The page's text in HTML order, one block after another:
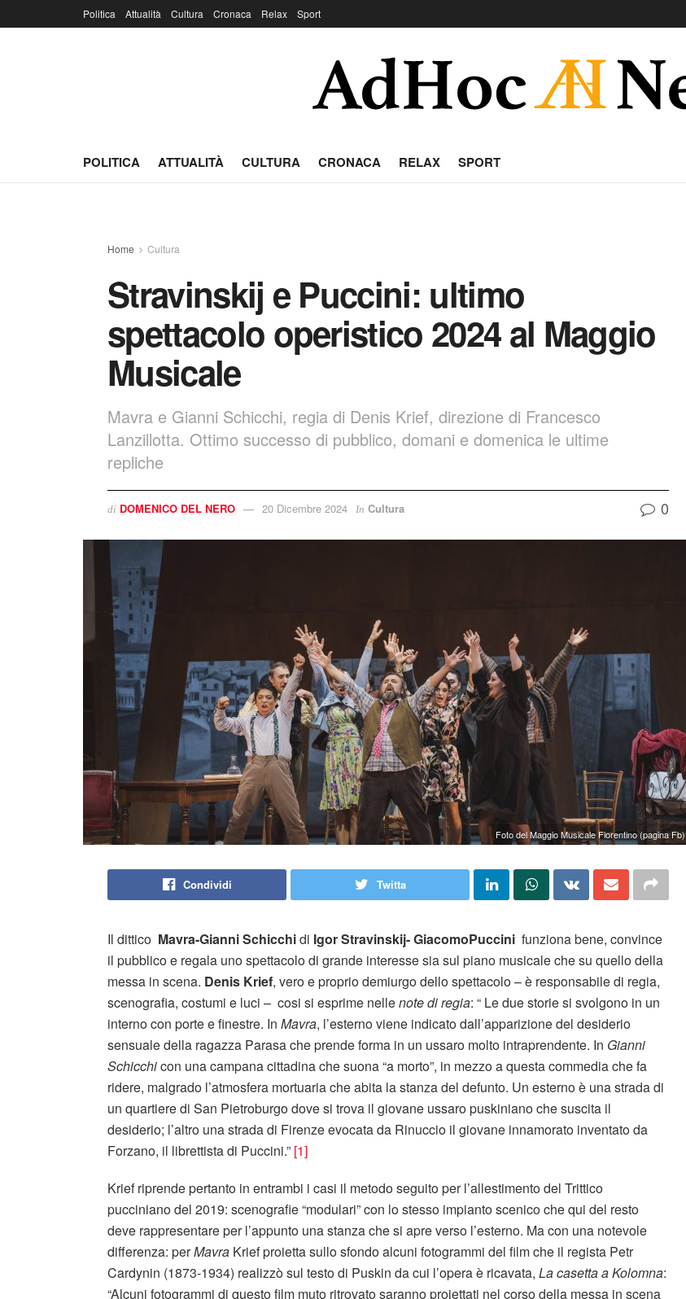
Politica Attualità Cultura Cronaca Relax Sport
POLITICA ATTUALITÀ CULTURA CRONACA RELAX SPORT
Home Cultura
Stravinskij e Puccini: ultimo
spettacolo operistico 2024 al Maggio
Musicale
Mavra e Gianni Schicchi, regia di Denis Krief, direzione di Francesco
Lanzillotta. Ottimo successo di pubblico, domani e domenica le ultime
repliche
di DOMENICO DEL NERO 20 Dicembre 2024 In Cultura 0
Foto del Maggio Musicale Fiorentino (pagina Fb)
Condividi Twitta
Il dittico Mavra-Gianni Schicchidi Igor Stravinskij- GiacomoPuccini funziona bene, convince
il pubblico e regala uno spettacolo di grande interesse sia sul piano musicale che su quello della
messa in scena. Denis Krief, vero e proprio demiurgo dello spettacolo – è responsabile di regia,
scenografia, costumi e luci – cosi si esprime nellenote di regia: “ Le due storie si svolgono in un
interno con porte e finestre. In Mavra, l’esterno viene indicato dall’apparizione del desiderio
sensuale della ragazza Parasa che prende forma in un ussaro molto intraprendente. In Gianni
Schicchicon una campana cittadina che suona “a morto”, in mezzo a questa commedia che fa
ridere, malgrado l’atmosfera mortuaria che abita la stanza del defunto. Un esterno è una strada di
un quartiere di San Pietroburgo dove si trova il giovane ussaro puskiniano che suscita il
desiderio; l’altro una strada di Firenze evocata da Rinuccio il giovane innamorato inventato da
Forzano, il librettista di Puccini.” [1]
Krief riprende pertanto in entrambi i casi il metodo seguito per l’allestimento del Trittico
pucciniano del 2019: scenografie “modulari” con lo stesso impianto scenico che qui del resto
deve rappresentare per l’appunto una stanza che si apre verso l’esterno. Ma con una notevole
differenza: perMavra Krief proietta sullo sfondo alcuni fotogrammi del film che il regista Petr
Cardynin (1873-1934) realizzò sul testo di Puskin da cui l’opera è ricavata, La casetta a Kolomna:
“Alcuni fotogrammi di questo film muto ritrovato saranno proiettati nel corso della messa in scena